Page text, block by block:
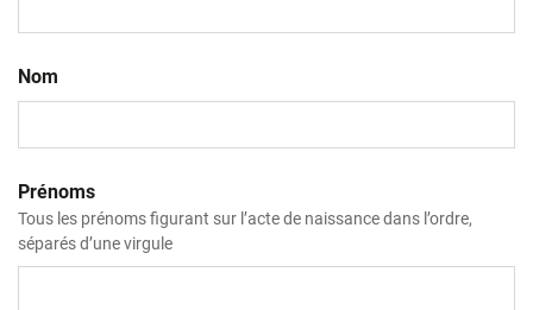
Nom
Prénoms
Tous les prénoms figurant sur l’acte de naissance dans l’ordre,
séparés d’une virgule